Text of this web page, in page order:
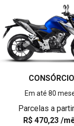
CONSÓRCIO
Em até 80
Parcelas a
R$ 470,23 /